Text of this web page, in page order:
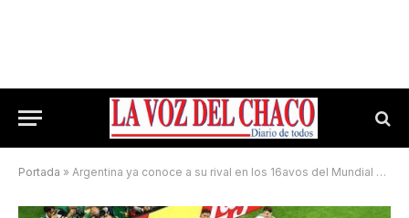
Portada » Argentina ya conoce a su rival en los 16avos del Mundial 2026